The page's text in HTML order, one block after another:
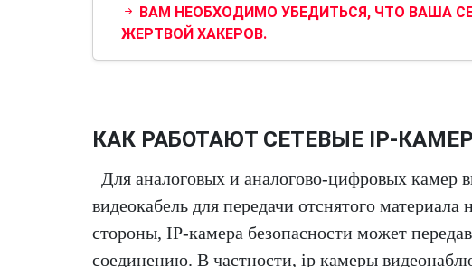
ВАМ НЕОБХОДИМО УБЕДИТЬСЯ, ЧТО ВАША
ЖЕРТВОЙ ХАКЕРОВ.
КАК РАБОТАЮТ СЕТЕВЫЕ IP-
Для аналоговых и аналогово-цифровых камер
видеокабель для передачи отснятого
стороны, IP-камера безопасности может
соединению. В частности, ip камеры